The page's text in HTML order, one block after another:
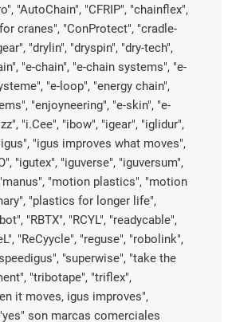
"AutoChain", "CFRIP", "chainflex",
cranes", "ConProtect", "cradle-
"drylin", "dryspin", "dry-tech",
"e-chain", "e-chain systems", "e-
"e-loop", "energy chain",
"enjoyneering", "e-skin", "e-
"i.Cee", "ibow", "igear", "iglidur",
"igus improves what moves",
"igutex", "iguverse", "iguversum",
"motion plastics", "motion
"plastics for longer life",
"RBTX", "RCYL", "readycable",
"ReCyycle", "reguse", "robolink",
"superwise", "take the
"tribotape", "triflex",
it moves, igus improves",
son marcas comerciales